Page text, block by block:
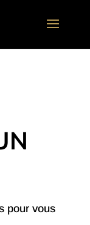
pour vous